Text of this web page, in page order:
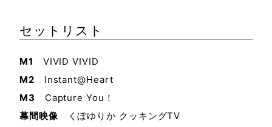
セットリスト
M1 VIVID VIVID
M2 Instant@Heart
M3 Capture You！
幕間映像くぼゆりか クッキングTV